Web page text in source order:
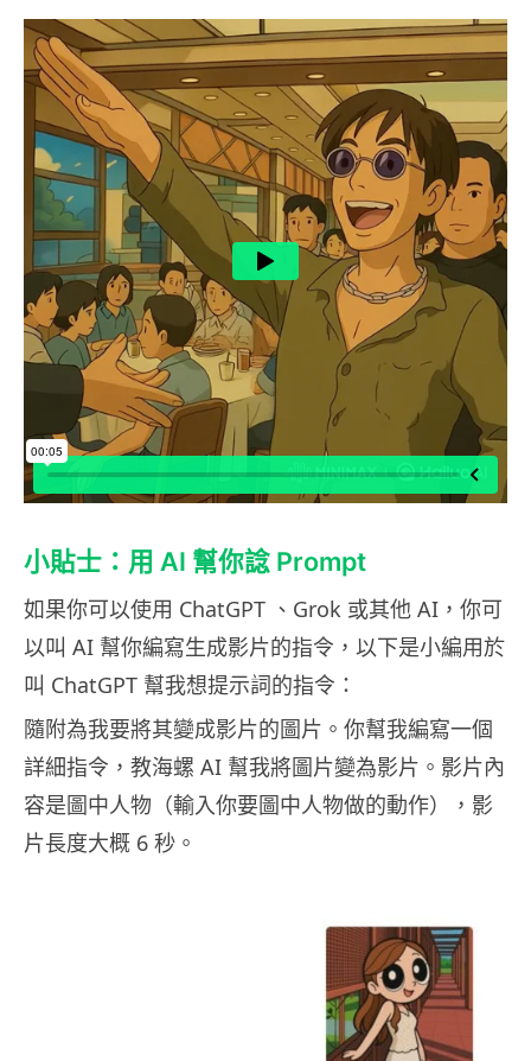
小貼士：用 AI 幫你諗 Prompt
如果你可以使用 ChatGPT 、Grok 或其他 AI，你可
以叫 AI 幫你編寫生成影片的指令，以下是小編用於
叫 ChatGPT 幫我想提示詞的指令：
隨附為我要將其變成影片的圖片。你幫我編寫一個
詳細指令，教海螺 AI 幫我將圖片變為影片。影片內
容是圖中人物（輸入你要圖中人物做的動作），影
片長度大概 6 秒。